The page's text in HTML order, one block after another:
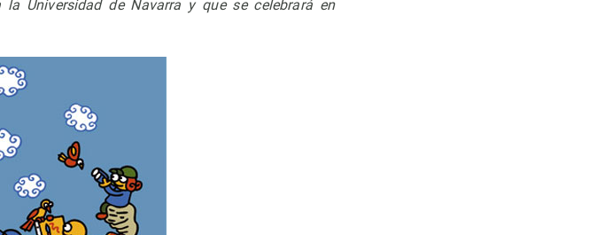
Universidad de Navarra y que se celebrará en